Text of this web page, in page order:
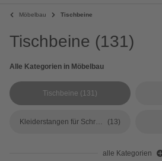
Möbelbau Tischbeine
Tischbeine (131)
Alle Kategorien in Möbelbau
Tischbeine (131)
Kleiderstangen für Schränke (13)
alle Kategorien